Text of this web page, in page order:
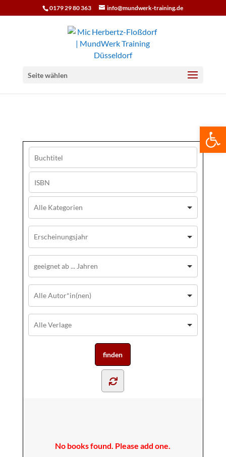
0179 29 80 363 info@mundwerk-training.de
Seite wählen
No books found. Please add one.